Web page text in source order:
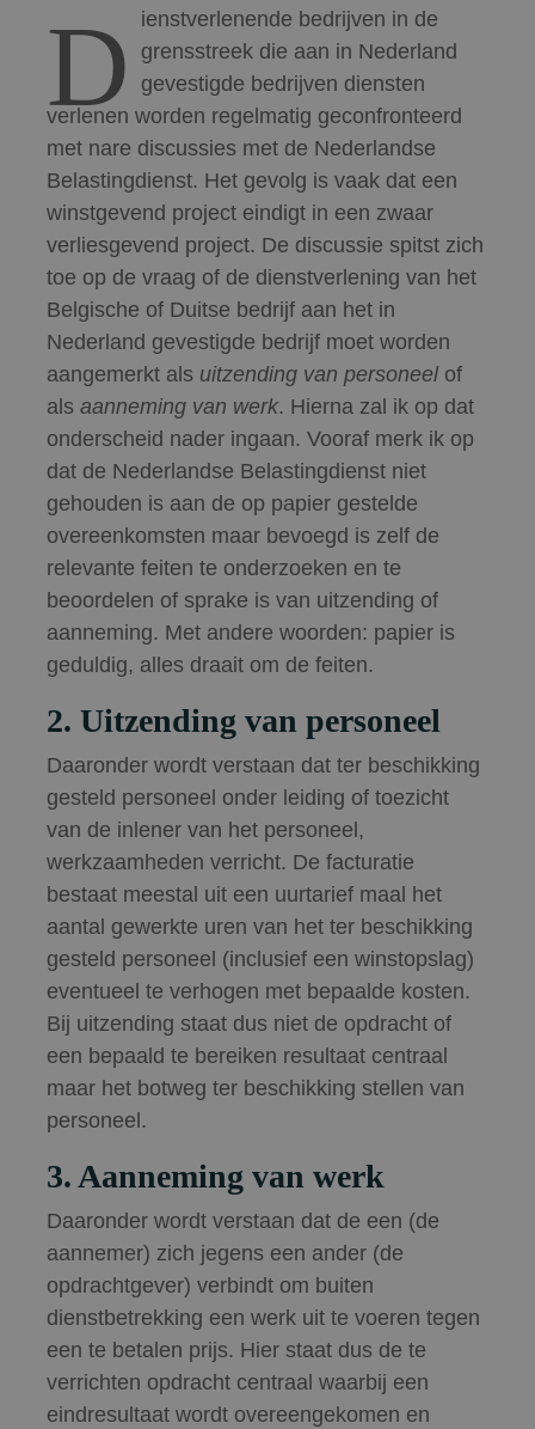
D
ienstverlenende bedrijven in de
grensstreek die aan in Nederland
gevestigde bedrijven diensten
verlenen worden regelmatig geconfronteerd
met nare discussies met de Nederlandse
Belastingdienst. Het gevolg is vaak dat een
winstgevend project eindigt in een zwaar
verliesgevend project. De discussie spitst zich
toe op de vraag of de dienstverlening van het
Belgische of Duitse bedrijf aan het in
Nederland gevestigde bedrijf moet worden
aangemerkt als uitzending van personeelof
als aanneming van werk. Hierna zal ik op dat
onderscheid nader ingaan. Vooraf merk ik op
dat de Nederlandse Belastingdienst niet
gehouden is aan de op papier gestelde
overeenkomsten maar bevoegd is zelf de
relevante feiten te onderzoeken en te
beoordelen of sprake is van uitzending of
aanneming. Met andere woorden: papier is
geduldig, alles draait om de feiten.
2. Uitzending van personeel
Daaronder wordt verstaan dat ter beschikking
gesteld personeel onder leiding of toezicht
van de inlener van het personeel,
werkzaamheden verricht. De facturatie
bestaat meestal uit een uurtarief maal het
aantal gewerkte uren van het ter beschikking
gesteld personeel (inclusief een winstopslag)
eventueel te verhogen met bepaalde kosten.
Bij uitzending staat dus niet de opdracht of
een bepaald te bereiken resultaat centraal
maar het botweg ter beschikking stellen van
personeel.
3. Aanneming van werk
Daaronder wordt verstaan dat de een (de
aannemer) zich jegens een ander (de
opdrachtgever) verbindt om buiten
dienstbetrekking een werk uit te voeren tegen
een te betalen prijs. Hier staat dus de te
verrichten opdracht centraal waarbij een
eindresultaat wordt overeengekomen en